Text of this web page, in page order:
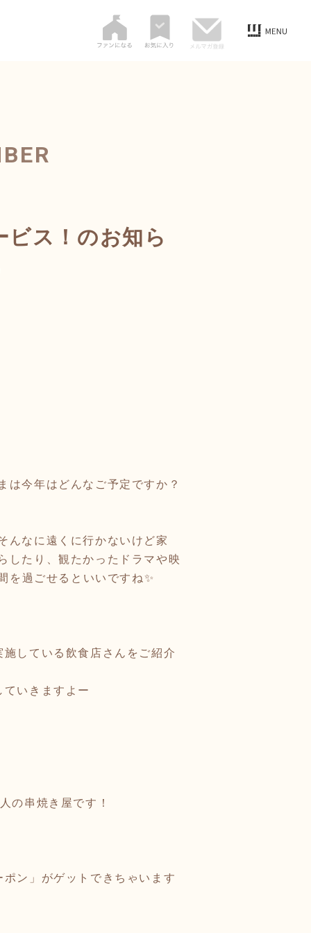
ビス！のお知ら
は今年はどんなご予定ですか？
んなに遠くに行かないけど家
したり、観たかったドラマや映
過ごせるといいですね✨
している飲食店さんをご紹介
いきますよー
の串焼き屋です！
ン」がゲットできちゃいます